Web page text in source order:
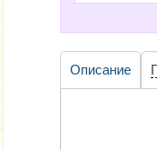
Описание